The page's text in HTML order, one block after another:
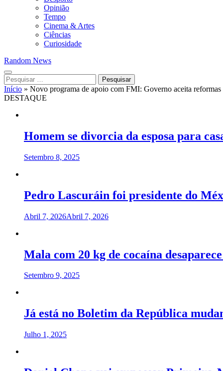
Opinião
Tempo
Cinema & Artes
Ciências
Curiosidade
Random News
Pesquisar
por:
Início » Novo programa de apoio com FMI: Governo aceita reformas
DESTAQUE
Homem se divorcia da esposa para
Setembro 8, 2025
Pedro Lascuráin foi presidente do
Abril 7, 2026Abril 7, 2026
Mala com 20 kg de cocaína
Setembro 9, 2025
Já está no Boletim da República
Julho 1, 2025